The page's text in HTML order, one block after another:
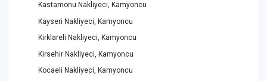
Kastamonu Nakliyeci, Kamyoncu
Kayseri Nakliyeci, Kamyoncu
Kirklareli Nakliyeci, Kamyoncu
Kirsehir Nakliyeci, Kamyoncu
Kocaeli Nakliyeci, Kamyoncu